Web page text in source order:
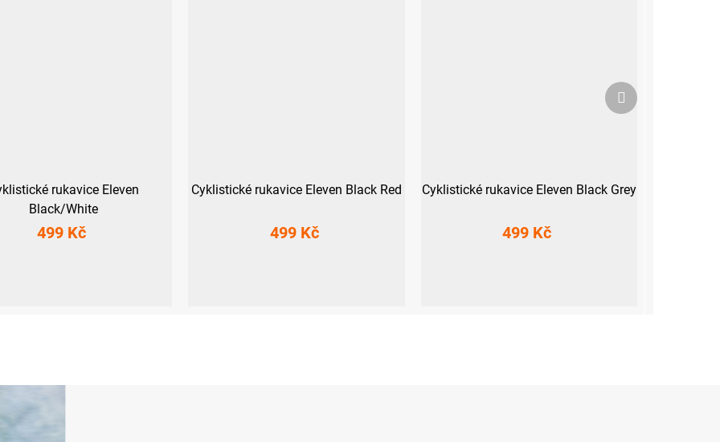
rukavice Eleven
Black/White
499 Kč
Cyklistické rukavice Eleven Black Red
499 Kč
Cyklistické rukavice Eleven Black Grey
499 Kč
Další
produkt